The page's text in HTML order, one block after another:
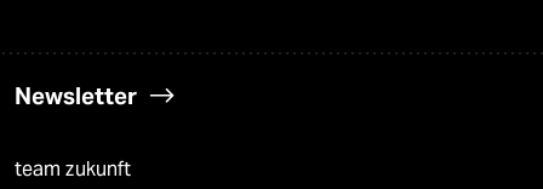
Newsletter
team zukunft